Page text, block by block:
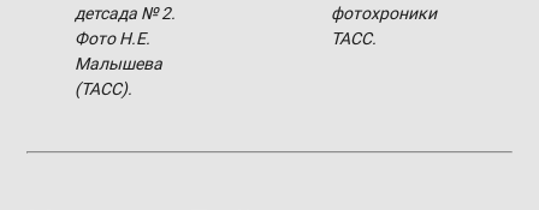
детсада № 2.
Фото Н.Е.
Малышева
(ТАСС).
фотохроники
ТАСС.